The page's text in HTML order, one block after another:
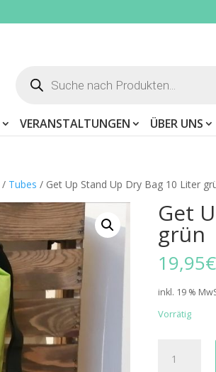
search
VERANSTALTUNGEN ÜBER UNS
/ Tubes / Get Up Stand Up Dry Bag 10 Liter
Get
grün
19,95€
inkl. 19 %
Vorrätig